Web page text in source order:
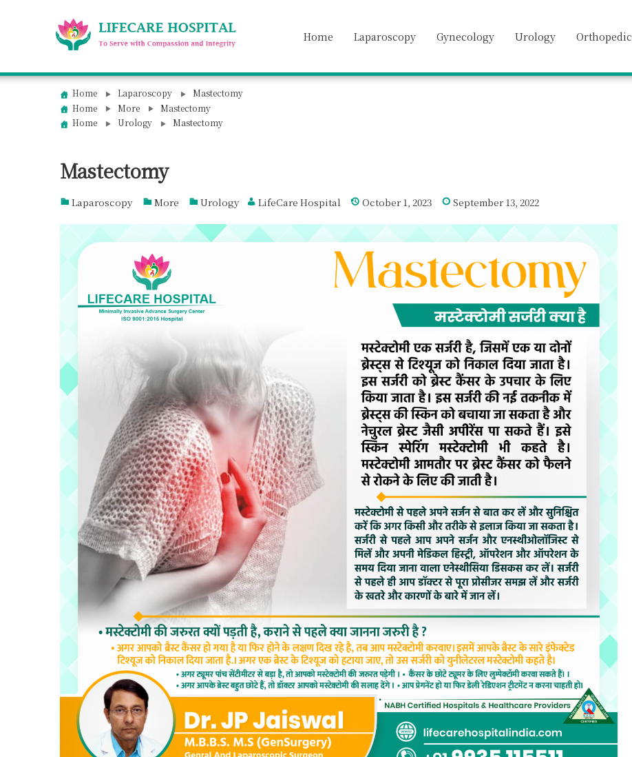
Home Laparoscopy Gynecology Urology
Home Laparoscopy
Mastectomy
Home
More
Mastectomy
Home
Urology Mastectomy
Mastectomy
Laparoscopy More Urology LifeCare Hospital October 1, 2023 September 13, 2022